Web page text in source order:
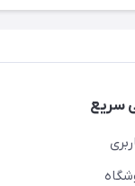
سریع